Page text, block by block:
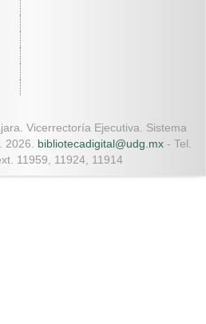
Vicerrectoría Ejecutiva. Sistema
2026. bibliotecadigital@udg.mx - Tel.
11959, 11924, 11914